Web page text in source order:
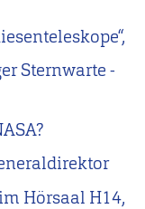
Sternwarte -
Hörsaal H14,